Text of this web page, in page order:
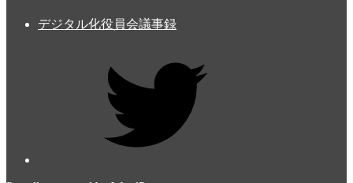
デジタル化役員会議事録